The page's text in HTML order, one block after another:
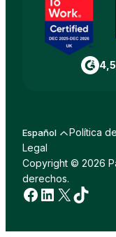
Español Política
Legal
Copyright © 2026
derechos.
Facebook
LinkedIn
incógnita
TikTok